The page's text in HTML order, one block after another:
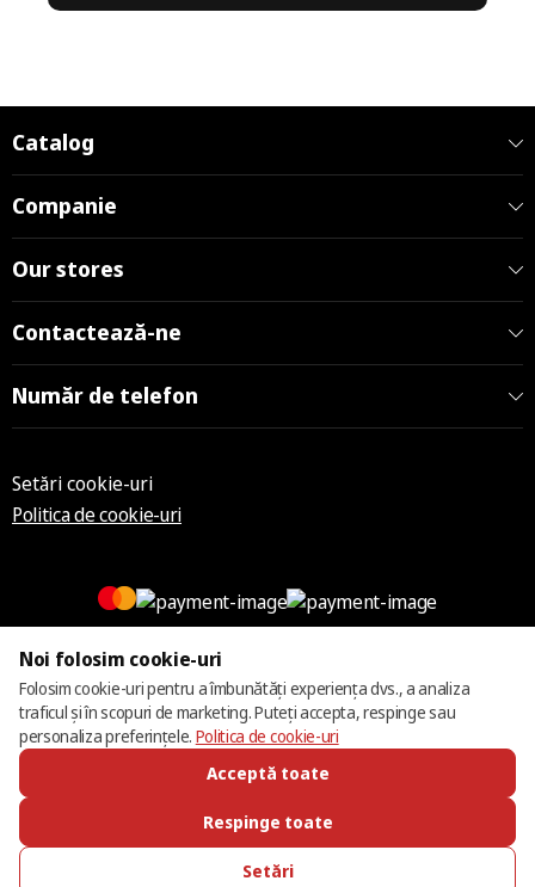
Catalog
Companie
Our stores
Contactează-ne
Număr de telefon
Setări cookie-uri
Politica de cookie-uri
© 2013 – 2026 ECOM
Noi folosim cookie-uri
Folosim cookie-uri pentru a îmbunătăți experiența dvs., a analiza
traficul și în scopuri de marketing. Puteți accepta, respinge sau
personaliza preferințele. Politica de cookie-uri
Acceptă toate
Respinge toate
Setări